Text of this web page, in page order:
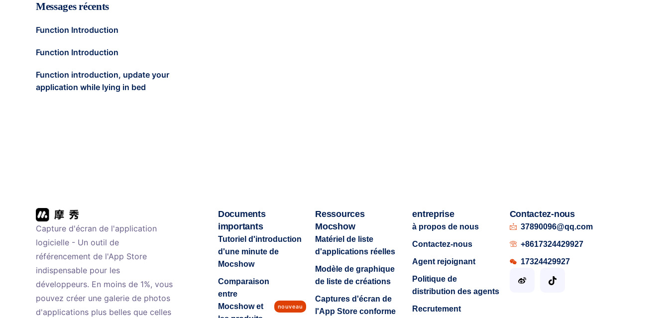
Messages récents
Function Introduction
Function Introduction
Function introduction, update your
application while lying in bed
Capture d'écran de l'application
logicielle - Un outil de
référencement de l'App Store
indispensable pour les
développeurs. En moins de 1%, vous
pouvez créer une galerie de photos
d'applications plus belles que celles
Documents
importants
Tutoriel d'introduction
d'une minute de
Mocshow
Comparaison
entre
Mocshow et
nouveau
Ressources
Mocshow
Matériel de liste
d'applications réelles
Modèle de graphique
de liste de créations
Captures d'écran de
l'App Store conforme
entreprise
à propos de nous
Contactez-nous
Agent rejoignant
Politique de
distribution des agents
Recrutement
Contactez-nous
37890096@qq.com
+8617324429927
17324429927